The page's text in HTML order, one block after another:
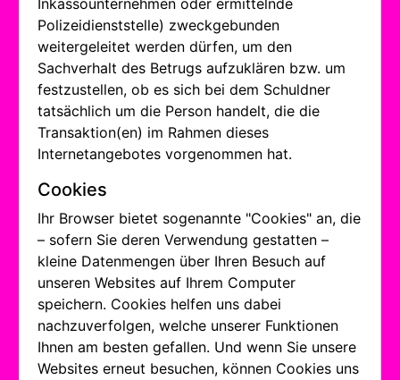
Inkassounternehmen oder ermittelnde
Polizeidienststelle) zweckgebunden
weitergeleitet werden dürfen, um den
Sachverhalt des Betrugs aufzuklären bzw. um
festzustellen, ob es sich bei dem Schuldner
tatsächlich um die Person handelt, die die
Transaktion(en) im Rahmen dieses
Internetangebotes vorgenommen hat.
Cookies
Ihr Browser bietet sogenannte "Cookies" an, die
– sofern Sie deren Verwendung gestatten –
kleine Datenmengen über Ihren Besuch auf
unseren Websites auf Ihrem Computer
speichern. Cookies helfen uns dabei
nachzuverfolgen, welche unserer Funktionen
Ihnen am besten gefallen. Und wenn Sie unsere
Websites erneut besuchen, können Cookies uns